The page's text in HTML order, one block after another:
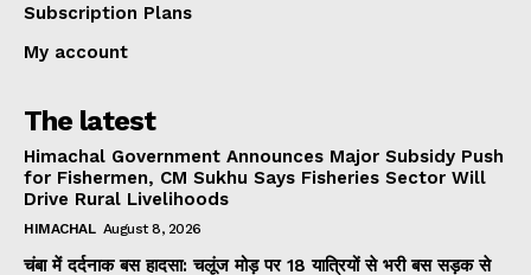
Subscription Plans
My account
The latest
Himachal Government Announces Major Subsidy Push
for Fishermen, CM Sukhu Says Fisheries Sector Will
Drive Rural Livelihoods
HIMACHAL August 8, 2026
चंबा में दर्दनाक बस हादसा: चलूंज मोड़ पर 18 यात्रियों से भरी बस सड़क से